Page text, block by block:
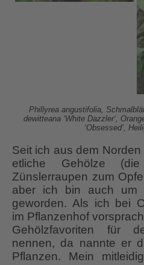
Phillyrea angustifolia,
dewitteana ‘White Dazzler‘,
‘Obsessed’,
Seit ich aus dem
etliche Gehölze
Zünslerraupen zum
aber ich bin auch um
geworden. Als ich bei
im Pflanzenhof
Gehölzfavoriten für
nennen, da nannte er
Pflanzen. Mein